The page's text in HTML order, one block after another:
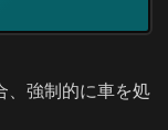
、強制的に車を処